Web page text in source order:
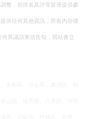
整，但排名及評等皆僅提供參
供任何其他資訊，所有內容僅
異議請來信告知，我站會立